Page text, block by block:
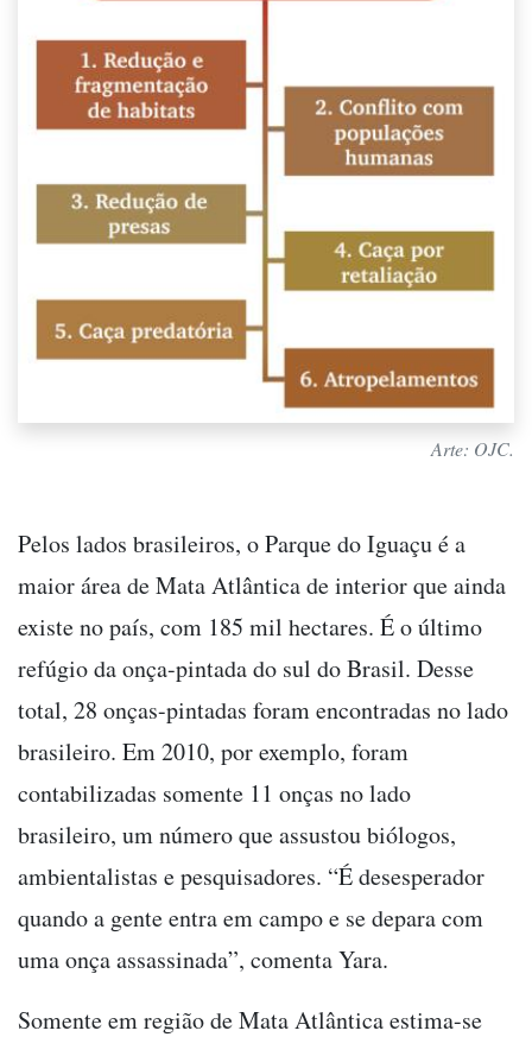
Arte: OJC.
Pelos lados brasileiros, o Parque do Iguaçu é a
maior área de Mata Atlântica de interior que ainda
existe no país, com 185 mil hectares. É o último
refúgio da onça-pintada do sul do Brasil. Desse
total, 28 onças-pintadas foram encontradas no lado
brasileiro. Em 2010, por exemplo, foram
contabilizadas somente 11 onças no lado
brasileiro, um número que assustou biólogos,
ambientalistas e pesquisadores. “É desesperador
quando a gente entra em campo e se depara com
uma onça assassinada”, comenta Yara.
Somente em região de Mata Atlântica estima-se